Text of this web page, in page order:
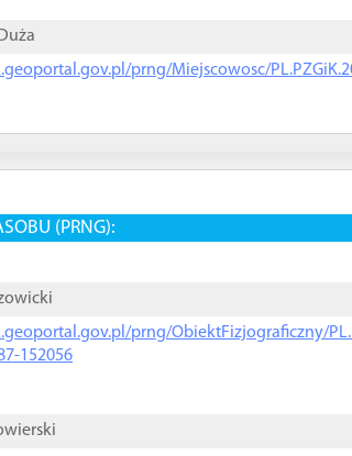
prng/Miejscowosc/
(PRNG):
prng/ObiektFizjograficzny/
152056